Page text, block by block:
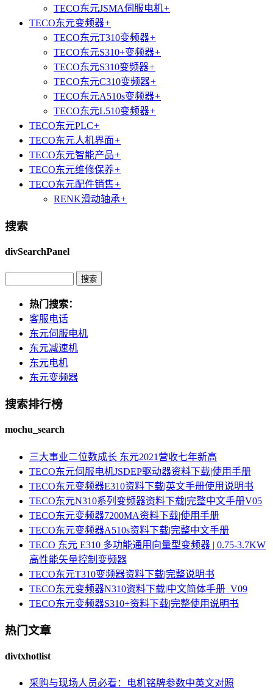
TECO东元JSMA伺服电机+
TECO东元变频器+
TECO东元T310变频器+
TECO东元S310+变频器+
TECO东元S310变频器+
TECO东元C310变频器+
TECO东元A510s变频器+
TECO东元L510变频器+
TECO东元PLC+
TECO东元人机界面+
TECO东元智能产品+
TECO东元维修保养+
TECO东元配件销售+
RENK滑动轴承+
搜索
divSearchPanel
热门搜索：
客服电话
东元伺服电机
东元减速机
东元电机
东元变频器
搜索排行榜
mochu_search
三大事业二位数成长 东元2021营收七年新高
TECO东元伺服电机JSDEP驱动器资料下载|使用手册
TECO东元变频器E310资料下载|英文手册使用说明书
TECO东元N310系列变频器资料下载|完整中文手册V05
TECO东元变频器7200MA资料下载|使用手册
TECO东元变频器A510s资料下载|完整中文手册
TECO 东元 E310 多功能通用向量型变频器 | 0.75-3.7KW
高性能矢量控制变频器
TECO东元T310变频器资料下载|完整说明书
TECO东元变频器N310资料下载|中文简体手册_V09
TECO东元变频器S310+资料下载|完整使用说明书
热门文章
divtxhotlist
采购与现场人员必看：电机铭牌参数中英文对照